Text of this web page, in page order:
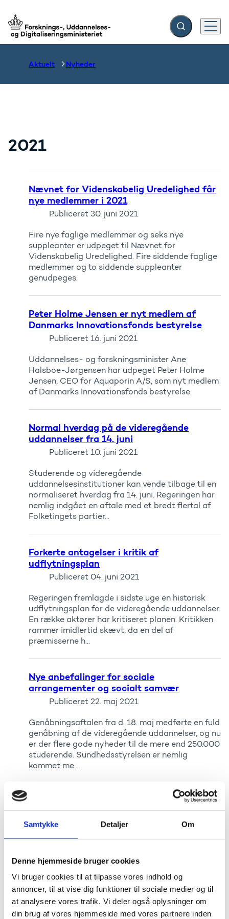
Samtykke Detaljer Om
Denne hjemmeside bruger cookies
Vi bruger cookies til at tilpasse vores indhold og
annoncer, til at vise dig funktioner til sociale medier og til
at analysere vores trafik. Vi deler også oplysninger om
din brug af vores hjemmeside med vores partnere inden
Gå til forsiden Fold søgefelt ud
Menu
Aktuelt Nyheder
2021
Nævnet for Videnskabelig Uredelighed får
nye medlemmer i 2021
Publiceret 30. juni 2021
Fire nye faglige medlemmer og seks nye
suppleanter er udpeget til Nævnet for
Videnskabelig Uredelighed. Fire siddende faglige
medlemmer og to siddende suppleanter
genudpeges.
Peter Holme Jensen er nyt medlem af
Danmarks Innovationsfonds bestyrelse
Publiceret 16. juni 2021
Uddannelses- og forskningsminister Ane
Halsboe-Jørgensen har udpeget Peter Holme
Jensen, CEO for Aquaporin A/S, som nyt medlem
af Danmarks Innovationsfonds bestyrelse.
Normal hverdag på de videregående
uddannelser fra 14. juni
Publiceret 10. juni 2021
Studerende og videregående
uddannelsesinstitutioner kan vende tilbage til en
normaliseret hverdag fra 14. juni. Regeringen har
nemlig indgået en aftale med et bredt flertal af
Folketingets partier...
Forkerte antagelser i kritik af
udflytningsplan
Publiceret 04. juni 2021
Regeringen fremlagde i sidste uge en historisk
udflytningsplan for de videregående uddannelser.
En række aktører har kritiseret planen. Kritikken
rammer imidlertid skævt, da en del af
præmisserne h...
Nye anbefalinger for sociale
arrangementer og socialt samvær
Publiceret 22. maj 2021
Genåbningsaftalen fra d. 18. maj medførte en fuld
genåbning af de videregående uddannelser, og nu
er der flere gode nyheder til de mere end 250.000
studerende. Sundhedsstyrelsen er nemlig
kommet me...
Nu kan dimittenderne fejres: Opdaterede
retningslinjer for uddannelsesafslutninger
Publiceret 20. maj 2021
dimittender mulighed for at fejre deres afslutning
Tag godt vare på dansk forskning